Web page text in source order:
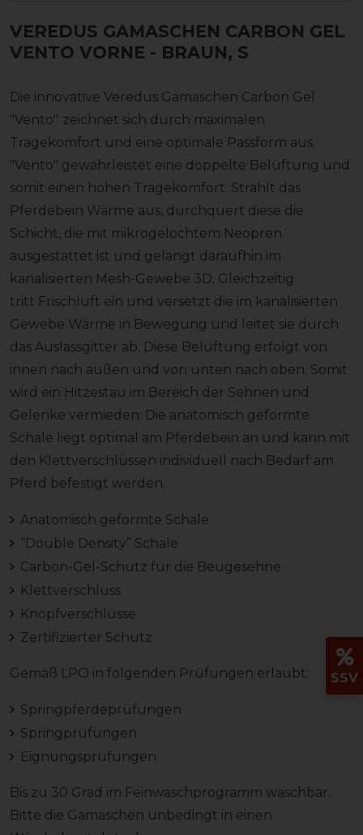
VEREDUS GAMASCHEN CARBON GEL
VENTO VORNE - BRAUN, S
Die innovative Veredus Gamaschen Carbon Gel
"Vento" zeichnet sich durch maximalen
Tragekomfort und eine optimale Passform aus.
"Vento" gewährleistet eine doppelte Belüftung und
somit einen hohen Tragekomfort. Strahlt das
Pferdebein Wärme aus, durchquert diese die
Schicht, die mit mikrogelochtem Neopren
ausgestattet ist und gelangt daraufhin im
kanalisierten Mesh-Gewebe 3D. Gleichzeitig
tritt Frischluft ein und versetzt die im kanalisierten
Gewebe Wärme in Bewegung und leitet sie durch
das Auslassgitter ab. Diese Belüftung erfolgt von
innen nach außen und von unten nach oben. Somit
wird ein Hitzestau im Bereich der Sehnen und
Gelenke vermieden. Die anatomisch geformte
Schale liegt optimal am Pferdebein an und kann mit
den Klettverschlüssen individuell nach Bedarf am
Pferd befestigt werden.
Anatomisch geformte Schale
“Double Density” Schale
Carbon-Gel-Schutz für die Beugesehne
Klettverschluss
Knopfverschlüsse
Zertifizierter Schutz
Gemäß LPO in folgenden Prüfungen erlaubt:
Springpferdeprüfungen
Springprüfungen
Eignungsprüfungen
Bis zu 30 Grad im Feinwaschprogramm waschbar.
Bitte die Gamaschen unbedingt in einen
SSV